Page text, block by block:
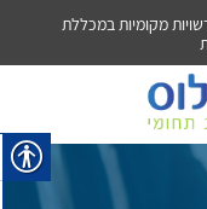
ניהול פלוס אילת